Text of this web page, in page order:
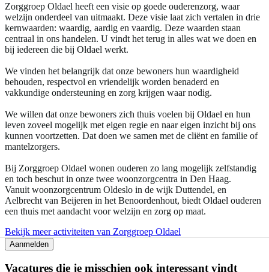
Zorggroep Oldael heeft een visie op goede ouderenzorg, waar
welzijn onderdeel van uitmaakt. Deze visie laat zich vertalen in drie
kernwaarden: waardig, aardig en vaardig. Deze waarden staan
centraal in ons handelen. U vindt het terug in alles wat we doen en
bij iedereen die bij Oldael werkt.
We vinden het belangrijk dat onze bewoners hun waardigheid
behouden, respectvol en vriendelijk worden benaderd en
vakkundige ondersteuning en zorg krijgen waar nodig.
We willen dat onze bewoners zich thuis voelen bij Oldael en hun
leven zoveel mogelijk met eigen regie en naar eigen inzicht bij ons
kunnen voortzetten. Dat doen we samen met de cliënt en familie of
mantelzorgers.
Bij Zorggroep Oldael wonen ouderen zo lang mogelijk zelfstandig
en toch beschut in onze twee woonzorgcentra in Den Haag.
Vanuit woonzorgcentrum Oldeslo in de wijk Duttendel, en
Aelbrecht van Beijeren in het Benoordenhout, biedt Oldael ouderen
een thuis met aandacht voor welzijn en zorg op maat.
Bekijk meer activiteiten van Zorggroep Oldael
Aanmelden
Vacatures die je misschien ook interessant vindt